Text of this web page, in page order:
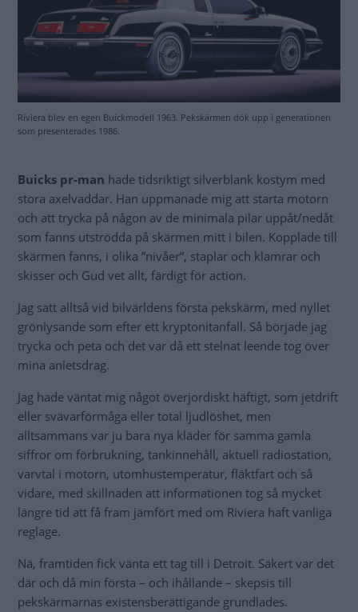
Riviera blev en egen Buickmodell 1963. Pekskärmen dök upp i generationen
som presenterades 1986.
Buicks pr-man hade tidsriktigt silverblank kostym med
stora axelvaddar. Han uppmanade mig att starta motorn
och att trycka på någon av de minimala pilar uppåt/nedåt
som fanns utströdda på skärmen mitt i bilen. Kopplade till
skärmen fanns, i olika ”nivåer”, staplar och klamrar och
skisser och Gud vet allt, färdigt för action.
Jag satt alltså vid bilvärldens första pekskärm, med nyllet
grönlysande som efter ett kryptonitanfall. Så började jag
trycka och peta och det var då ett stelnat leende tog över
mina anletsdrag.
Jag hade väntat mig något överjordiskt häftigt, som jetdrift
eller svävarförmåga eller total ljudlöshet, men
alltsammans var ju bara nya kläder för samma gamla
siffror om förbrukning, tankinnehåll, aktuell radiostation,
varvtal i motorn, utomhustemperatur, fläktfart och så
vidare, med skillnaden att informationen tog så mycket
längre tid att få fram jämfört med om Riviera haft vanliga
reglage.
Nä, framtiden fick vänta ett tag till i Detroit. Säkert var det
där och då min första – och ihållande – skepsis till
pekskärmarnas existensberättigande grundlades.